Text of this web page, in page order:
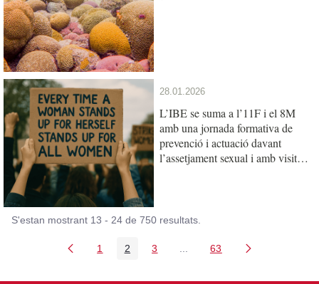
28.01.2026
L’IBE se suma a l’11F i el 8M
amb una jornada formativa de
prevenció i actuació davant
l’assetjament sexual i amb visites
S'estan mostrant 13 - 24 de 750 resultats.
Pàgina
1 Pàgina
2 Pàgina
3 Pàgines intermèdies
Pàgina
63